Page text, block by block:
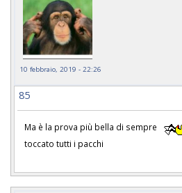
10 febbraio, 2019 - 22:26
85
Ma è la prova più bella di sempre
toccato tutti i pacchi